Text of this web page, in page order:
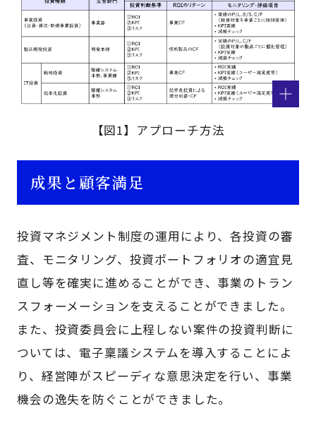
【図1】アプローチ方法
成果と顧客満足
投資マネジメント制度の運用により、各投資の審
査、モニタリング、投資ポートフォリオの適宜見
直し等を確実に進めることができ、事業のトラン
スフォーメーションを支えることができました。
また、投資委員会に上程しない案件の投資判断に
ついては、電子稟議システムを導入することによ
り、経営陣がスピーディな意思決定を行い、事業
機会の逸失を防ぐことができました。